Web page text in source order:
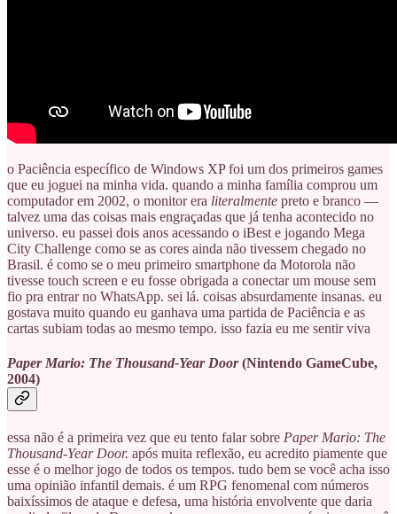
o Paciência específico de Windows XP foi um dos primeiros games
que eu joguei na minha vida. quando a minha família comprou um
computador em 2002, o monitor era literalmente preto e branco —
talvez uma das coisas mais engraçadas que já tenha acontecido no
universo. eu passei dois anos acessando o iBest e jogando Mega
City Challenge como se as cores ainda não tivessem chegado no
Brasil. é como se o meu primeiro smartphone da Motorola não
tivesse touch screen e eu fosse obrigada a conectar um mouse sem
fio pra entrar no WhatsApp. sei lá. coisas absurdamente insanas. eu
gostava muito quando eu ganhava uma partida de Paciência e as
cartas subiam todas ao mesmo tempo. isso fazia eu me sentir viva
Paper Mario: The Thousand-Year Door(Nintendo GameCube,
2004)
essa não é a primeira vez que eu tento falar sobre Paper Mario: The
Thousand-Year Door. após muita reflexão, eu acredito piamente que
esse é o melhor jogo de todos os tempos. tudo bem se você acha isso
uma opinião infantil demais. é um RPG fenomenal com números
baixíssimos de ataque e defesa, uma história envolvente que daria